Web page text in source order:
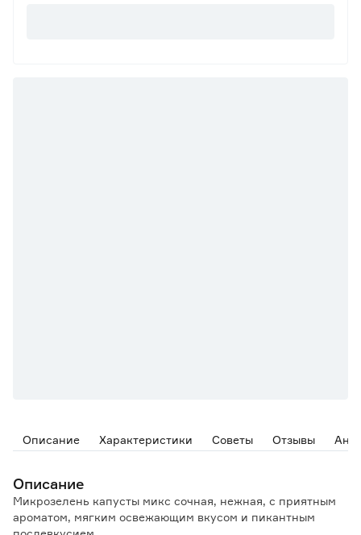
Описание Характеристики Советы Отзывы
Описание
Микрозелень капусты микс сочная, нежная, с приятным
ароматом, мягким освежающим вкусом и пикантным